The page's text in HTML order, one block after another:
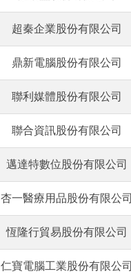
超秦企業股份有限公司
鼎新電腦股份有限公司
聯利媒體股份有限公司
聯合資訊股份有限公司
邁達特數位股份有限公司
杏一醫療用品股份有限公司
恆隆行貿易股份有限公司
仁寶電腦工業股份有限公司